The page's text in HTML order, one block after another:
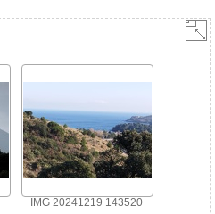
IMG 20241219 143520